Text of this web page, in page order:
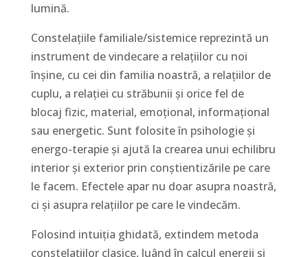
lumină.
Constelațiile familiale/sistemice reprezintă un
instrument de vindecare a relațiilor cu noi
înșine, cu cei din familia noastră, a relațiilor de
cuplu, a relației cu străbunii și orice fel de
blocaj fizic, material, emoțional, informațional
sau energetic. Sunt folosite în psihologie și
energo-terapie și ajută la crearea unui echilibru
interior și exterior prin conștientizările pe care
le facem. Efectele apar nu doar asupra noastră,
ci și asupra relațiilor pe care le vindecăm.
Folosind intuiția ghidată, extindem metoda
constelațiilor clasice, luând în calcul energii și